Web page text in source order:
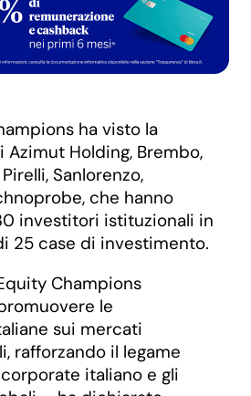
ha visto la
Holding, Brembo,
Sanlorenzo,
che hanno
investitori istituzionali in
25 case di investimento.
Champions
le
sui mercati
rafforzando il legame
italiano e gli